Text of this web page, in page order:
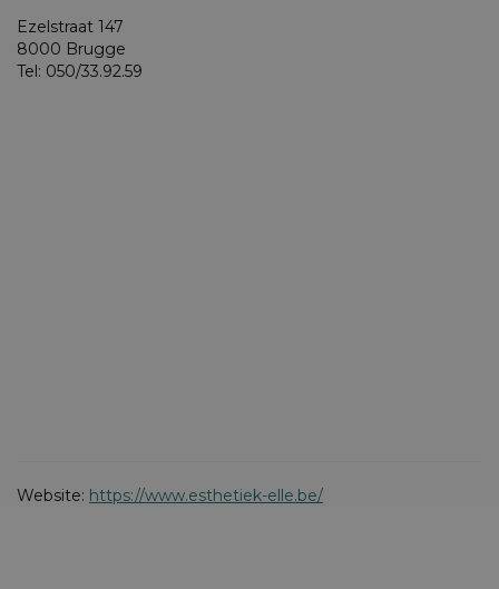
Ezelstraat 147
8000 Brugge
Tel: 050/33.92.59
Website: https://www.esthetiek-elle.be/